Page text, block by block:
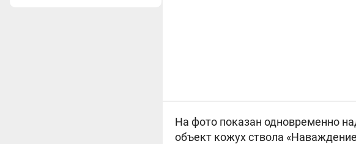
На фото показан одновременно
объект кожух ствола